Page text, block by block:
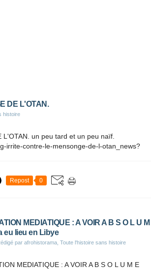
DE L'OTAN.
histoire
L'OTAN. un peu tard et un peu naïf.
irrite-contre-le-mensonge-de-l-otan_news?
Repost 0
MEDIATIQUE : A VOIR A B S O L U M
eu lieu en Libye
par afrohistorama, Toute l'histoire sans histoire
MEDIATIQUE : A VOIR A B S O L U M E